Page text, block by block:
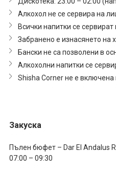
Алкохол не се сервира на
Всички напитки се
Забранено е изнасянето на
Бански не са позволени в
Алкохолни напитки се
Shisha Corner не е
Закуска
Пълен бюфет – Dar El Andalus
07:00 – 09:30